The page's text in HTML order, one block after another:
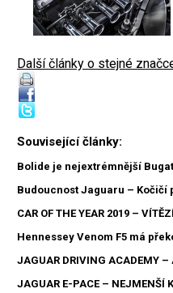
Další články o stejné
Související články:
Bolide je nejextrémnější
Budoucnost Jaguaru – Kočičí
CAR OF THE YEAR 2019 –
Hennessey Venom F5 má
JAGUAR DRIVING ACADEMY –
JAGUAR E-PACE – NEJMENŠÍ